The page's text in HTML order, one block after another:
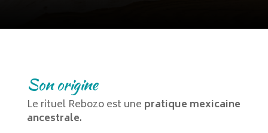
Son origine
Le rituel Rebozo est une pratique mexicaine
ancestrale.